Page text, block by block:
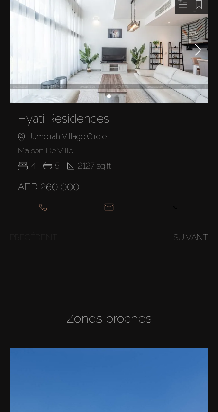
Hyati Residences
Jumeirah Village Circle
Maison De Ville
4
5 2127 sq.ft
AED 260,000
SUIVANT
Zones proches